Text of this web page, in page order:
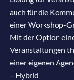
auch für die
einer Workshop-
Mit der Option
Veranstaltungen
einer eigenen
– Hybrid